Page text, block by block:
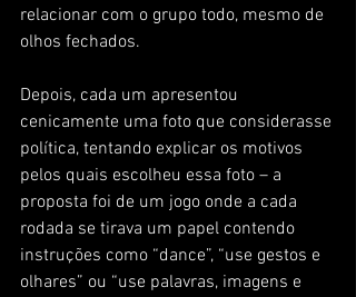
relacionar com o grupo todo, mesmo de
olhos fechados.
Depois, cada um apresentou
cenicamente uma foto que considerasse
política, tentando explicar os motivos
pelos quais escolheu essa foto – a
proposta foi de um jogo onde a cada
rodada se tirava um papel contendo
instruções como “dance”, “use gestos e
olhares” ou “use palavras, imagens e